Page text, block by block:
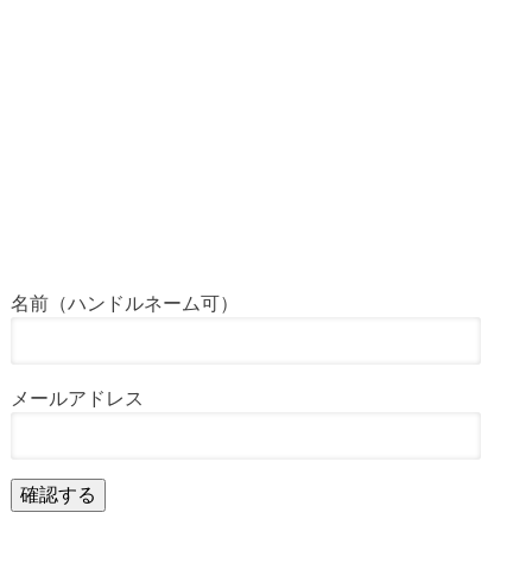
名前（ハンドルネーム可）
メールアドレス